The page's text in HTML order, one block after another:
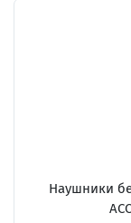
Наушники